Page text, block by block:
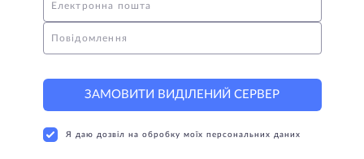
Електронна пошта
Повідомлення
ЗАМОВИТИ ВИДІЛЕНИЙ СЕРВЕР
Я даю дозвіл на обробку моїх персональних даних